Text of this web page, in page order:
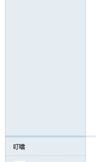
叮噹